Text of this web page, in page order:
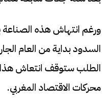
ورغم انتهاش هذه الصناعة
السدود بداية من العام
الطلب ستوقف انتعاش هذا
محركات الاقتصاد المغربي.